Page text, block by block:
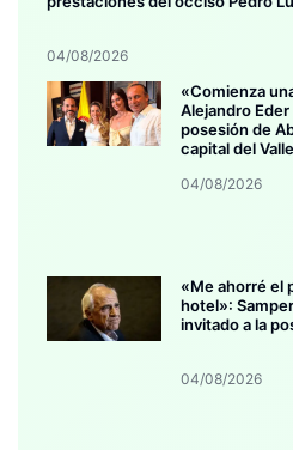
04/08/2026
«Comienza
Alejandro
posesión de
capital del Valle
04/08/2026
«Me ahorré el
hotel»:
invitado a la
04/08/2026